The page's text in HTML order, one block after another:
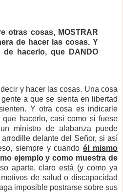
otras cosas, MOSTRAR
de hacer las cosas. Y
de hacerlo, que DANDO
y hacer las cosas. Una cosa
a que se sienta en libertad
Y otra cosa es indicarle
que hacerlo, casi como si fuese
ministro de alabanza puede
delante del Señor, si así
siempre y cuandoél mismo
ejemplo y como muestra de
aparte, claro está (y como ya
de salud o discapacidad
imposible postrarse sobre sus